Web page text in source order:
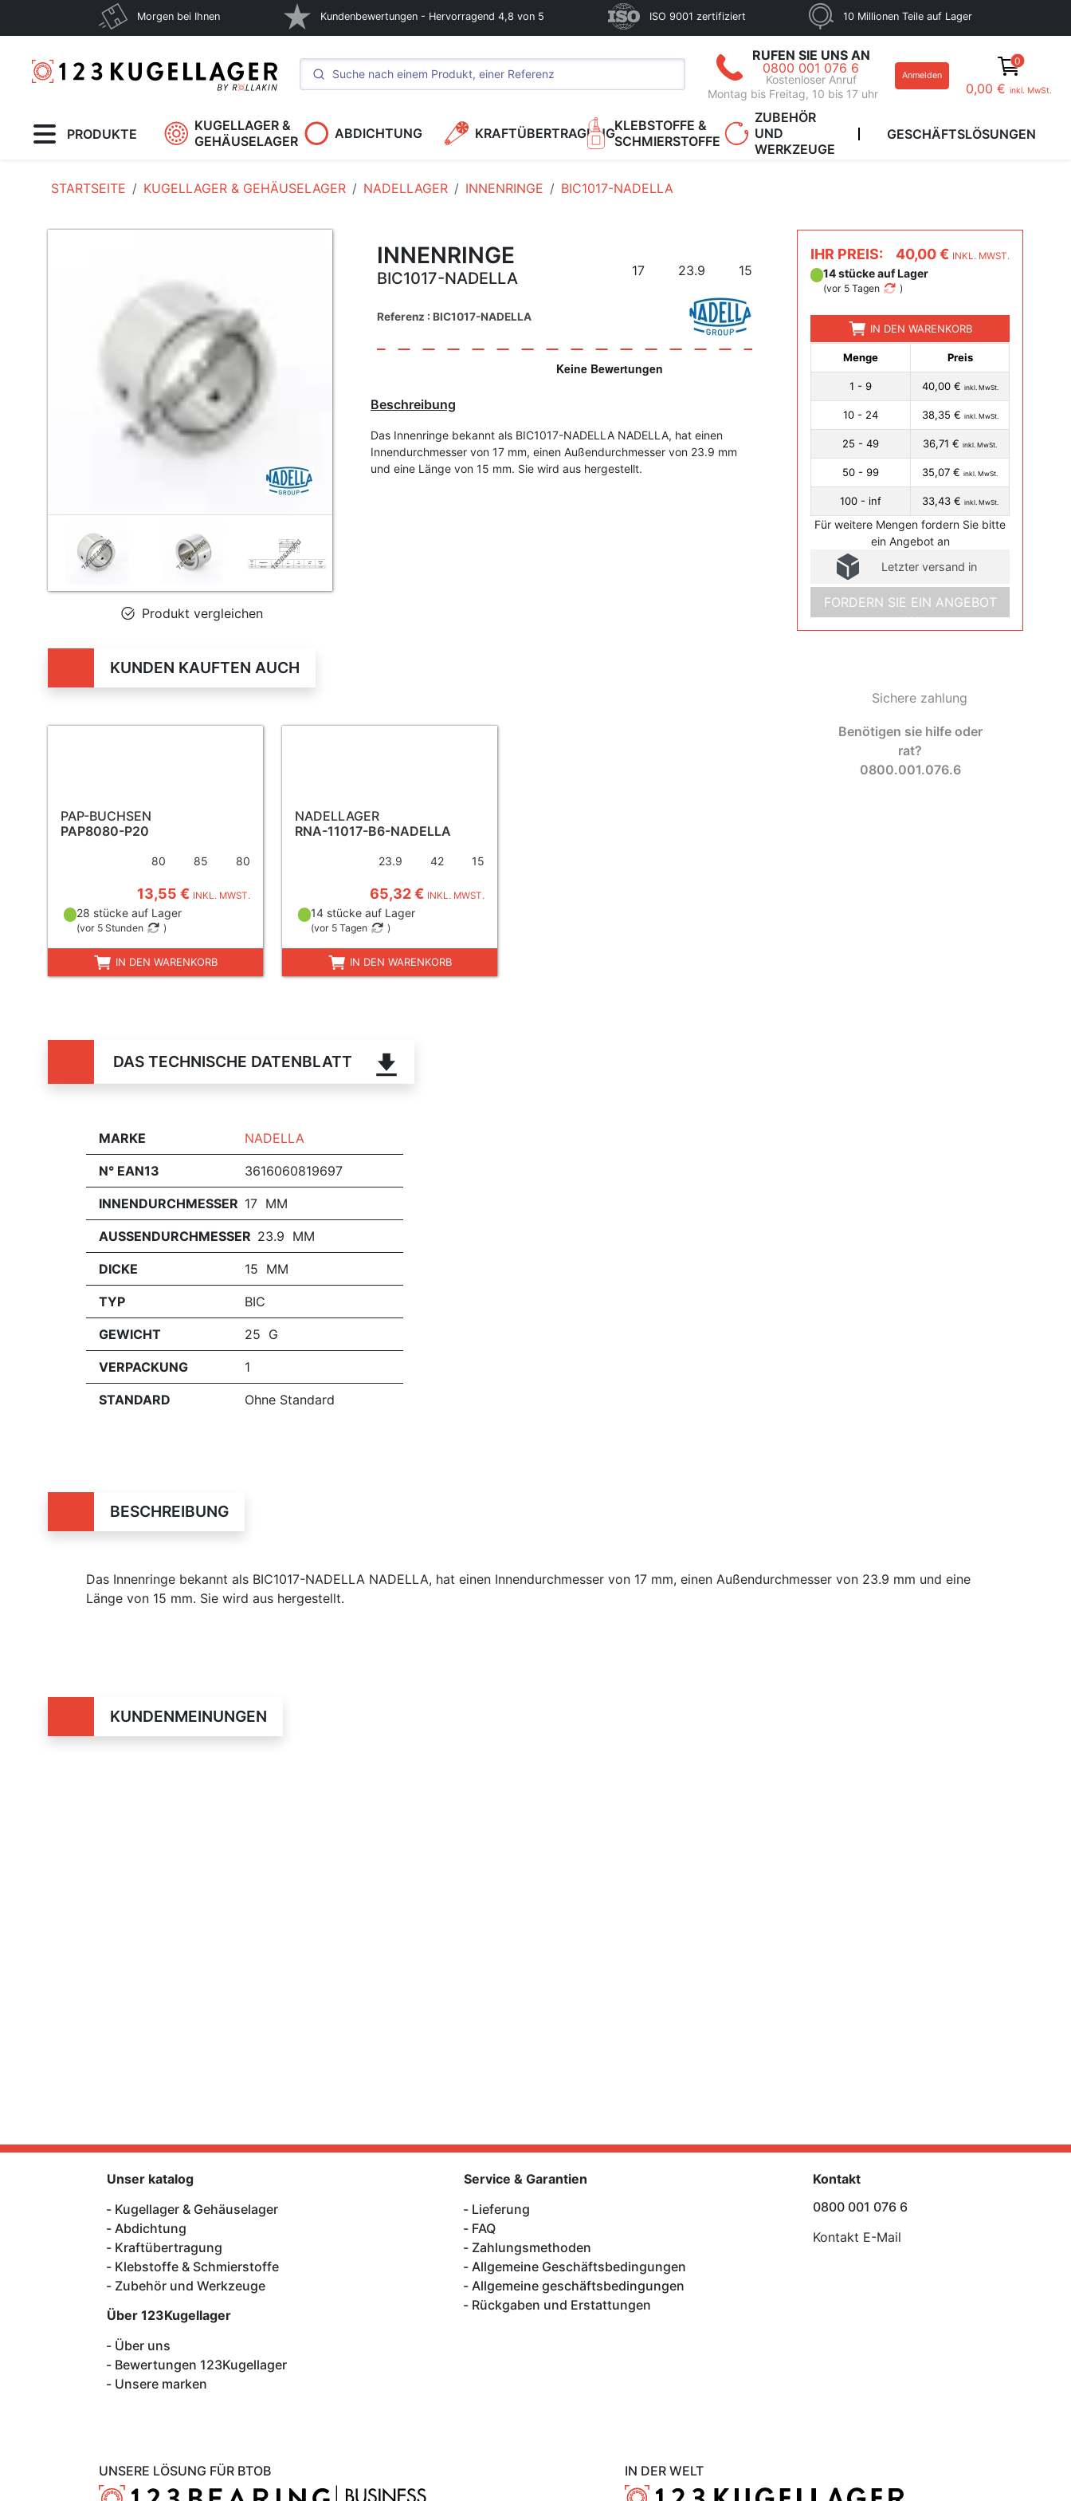
Morgen bei Ihnen Kundenbewertungen - Hervorragend 4,8 von 5 ISO 9001 zertifiziert 10 Millionen Teile auf Lager
RUFEN SIE UNS AN
0800 001 076 6
Kostenloser Anruf
Montag bis Freitag, 10 bis 17 uhr
Anmelden
0
0,00 € inkl. MwSt.
PRODUKTE
KUGELLAGER &
GEHÄUSELAGER
ABDICHTUNG KRAFTÜBERTRAGUNGKLEBSTOFFE &
SCHMIERSTOFFE
ZUBEHÖR
UND
WERKZEUGE
GESCHÄFTSLÖSUNGEN
STARTSEITE KUGELLAGER & GEHÄUSELAGER NADELLAGER INNENRINGE BIC1017-NADELLA
Produkt vergleichen
INNENRINGE
BIC1017-NADELLA 17 23.9 15
Referenz : BIC1017-NADELLA
Beschreibung
Das Innenringe bekannt als BIC1017-NADELLA NADELLA, hat einen
Innendurchmesser von 17 mm, einen Außendurchmesser von 23.9 mm
und eine Länge von 15 mm. Sie wird aus hergestellt.
IHR PREIS: 40,00 € INKL. MWST.
14 stücke auf Lager
(vor 5 Tagen )
IN DEN WARENKORB
Menge Preis
1 - 9 40,00 € inkl. MwSt.
10 - 24 38,35 € inkl. MwSt.
25 - 49 36,71 € inkl. MwSt.
50 - 99 35,07 € inkl. MwSt.
100 - inf 33,43 € inkl. MwSt.
Für weitere Mengen fordern Sie bitte
ein Angebot an
Letzter versand in
FORDERN SIE EIN ANGEBOT
AN
Sichere zahlung
Benötigen sie hilfe oder
rat?
0800.001.076.6
KUNDEN KAUFTEN AUCH
PAP-BUCHSEN
PAP8080-P20
80 85 80
13,55 € INKL. MWST.
28 stücke auf Lager
(vor 5 Stunden )
IN DEN WARENKORB
NADELLAGER
RNA-11017-B6-NADELLA
23.9 42 15
65,32 € INKL. MWST.
14 stücke auf Lager
(vor 5 Tagen )
IN DEN WARENKORB
DAS TECHNISCHE DATENBLATT
MARKE NADELLA
N° EAN13 3616060819697
INNENDURCHMESSER 17 MM
AUSSENDURCHMESSER 23.9 MM
DICKE 15 MM
TYP BIC
GEWICHT 25 G
VERPACKUNG 1
STANDARD Ohne Standard
BESCHREIBUNG
Das Innenringe bekannt als BIC1017-NADELLA NADELLA, hat einen Innendurchmesser von 17 mm, einen Außendurchmesser von 23.9 mm und eine
Länge von 15 mm. Sie wird aus hergestellt.
KUNDENMEINUNGEN
UNSERE LÖSUNG FÜR BTOB
Unser katalog
Kugellager & Gehäuselager
Abdichtung
Kraftübertragung
Klebstoffe & Schmierstoffe
Zubehör und Werkzeuge
Über 123Kugellager
Über uns
Bewertungen 123Kugellager
Unsere marken
Service & Garantien
Lieferung
FAQ
Zahlungsmethoden
Allgemeine Geschäftsbedingungen
Allgemeine geschäftsbedingungen
Rückgaben und Erstattungen
Kontakt
0800 001 076 6
Kontakt E-Mail
IN DER WELT